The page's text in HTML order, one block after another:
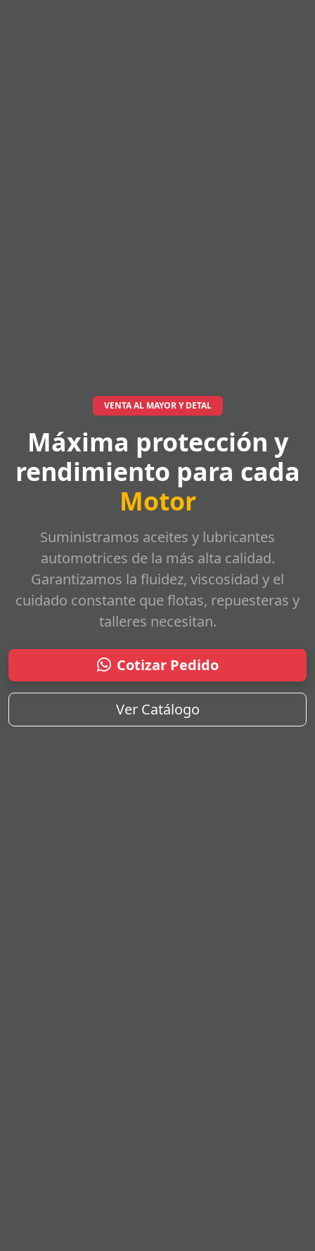
VENTA AL MAYOR Y DETAL
Máxima protección y
rendimiento para cada
Motor
Suministramos aceites y lubricantes
automotrices de la más alta calidad.
Garantizamos la fluidez, viscosidad y el
cuidado constante que flotas, repuesteras y
talleres necesitan.
Cotizar Pedido
Ver Catálogo